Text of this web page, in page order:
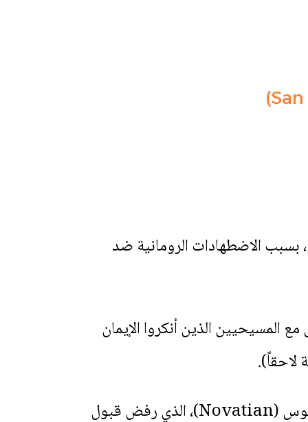
بسبب الاضطهادات الرومانية ضد
الذين أنكروا الإيمان
لاحقاً).
واجه كورنيلوس انشقاقاً داخل الكنيسة عندما عارضه نوفاتيانوس (Novatian)، الذي رفض قبول